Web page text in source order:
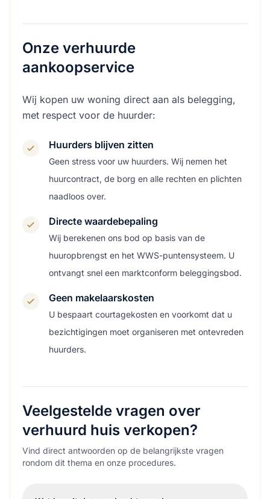
Onze verhuurde
aankoopservice
Wij kopen uw woning direct aan als belegging,
met respect voor de huurder:
Huurders blijven zitten
Geen stress voor uw huurders. Wij nemen het
huurcontract, de borg en alle rechten en plichten
naadloos over.
Directe waardebepaling
Wij berekenen ons bod op basis van de
huuropbrengst en het WWS-puntensysteem. U
ontvangt snel een marktconform beleggingsbod.
Geen makelaarskosten
U bespaart courtagekosten en voorkomt dat u
bezichtigingen moet organiseren met ontevreden
huurders.
Veelgestelde vragen over
verhuurd huis verkopen?
Vind direct antwoorden op de belangrijkste vragen
rondom dit thema en onze procedures.